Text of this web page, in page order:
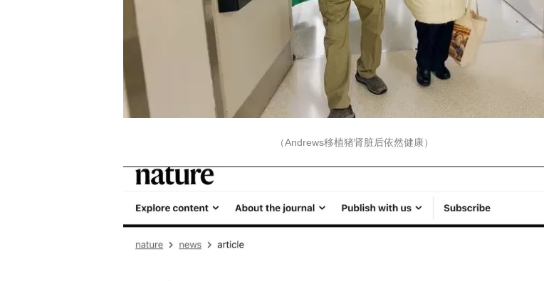
（Andrews移植猪肾脏后依然健康）